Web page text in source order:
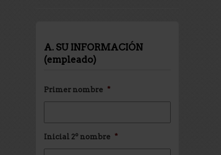
A. SU INFORMACIÓN
(empleado)
Primer nombre *
Inicial 2º nombre *